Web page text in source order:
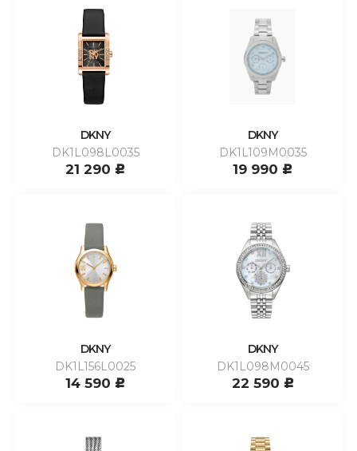
DKNY
DK1L098L0035
21 290 c
DKNY
DK1L109M0035
19 990 c
DKNY
DK1L156L0025
14 590 c
DKNY
DK1L098M0045
22 590 c